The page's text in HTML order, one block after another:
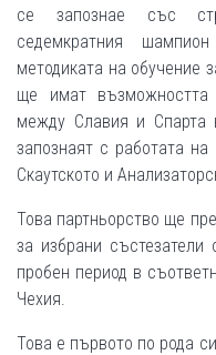
се запознае със
седемкратния
методиката на обучение
ще имат възможността
между Славия и Спарта
запознаят с работата
Скаутското и
Това партньорство ще
за избрани
пробен период в
Чехия.
Това е първото по рода